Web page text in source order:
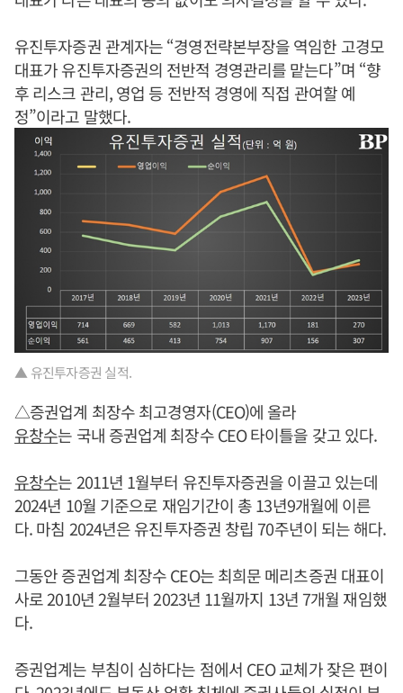
유진투자증권 관계자는 “경영전략본부장을 역임한 고경모
대표가 유진투자증권의 전반적 경영관리를 맡는다”며 “향
후 리스크 관리, 영업 등 전반적 경영에 직접 관여할 예
정”이라고 말했다.
▲ 유진투자증권 실적.
△증권업계 최장수 최고경영자(CEO)에 올라
유창수는 국내 증권업계 최장수 CEO 타이틀을 갖고 있다.
유창수는 2011년 1월부터 유진투자증권을 이끌고 있는데
2024년 10월 기준으로 재임기간이 총 13년9개월에 이른
다. 마침 2024년은 유진투자증권 창립 70주년이 되는 해다.
그동안 증권업계 최장수 CEO는 최희문 메리츠증권 대표이
사로 2010년 2월부터 2023년 11월까지 13년 7개월 재임했
다.
증권업계는 부침이 심하다는 점에서 CEO 교체가 잦은 편이